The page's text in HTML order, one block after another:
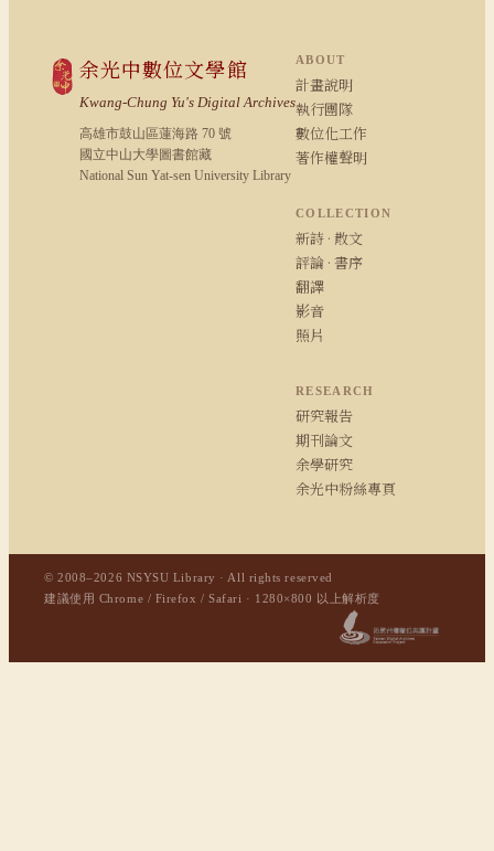
余光中數位文學館
Kwang-Chung Yu's Digital Archives
高雄市鼓山區蓮海路 70 號
國立中山大學圖書館藏
National Sun Yat-sen University Library
ABOUT
計畫說明
執行團隊
數位化工作
著作權聲明
COLLECTION
新詩 · 散文
評論 · 書序
翻譯
影音
照片
RESEARCH
研究報告
期刊論文
余學研究
余光中粉絲專頁
© 2008–2026 NSYSU Library · All rights reserved
建議使用 Chrome / Firefox / Safari · 1280×800 以上解析度